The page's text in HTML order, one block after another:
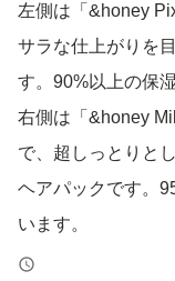
左側は「&honey
サラな仕上がりを
す。90%以上の保
右側は「&honey
で、超しっとりと
ヘアパックです。
います。
どちらもSTEP1.5